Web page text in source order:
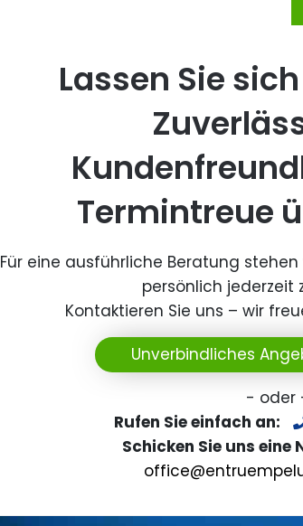
Lassen Sie
Termintreue
Für eine ausführliche Beratung
persönlich jederzeit
Kontaktieren Sie uns – wir
Unverbindliches
- oder
Rufen Sie einfach an:
Schicken Sie uns eine